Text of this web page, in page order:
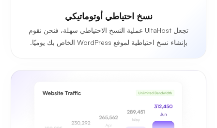
نسخ احتياطي أوتوماتيكي
تجعل UltaHost عملية النسخ الاحتياطي سهلة، فنحن نقوم
بإنشاء نسخ احتياطية لموقع WordPress الخاص بك يوميًا.